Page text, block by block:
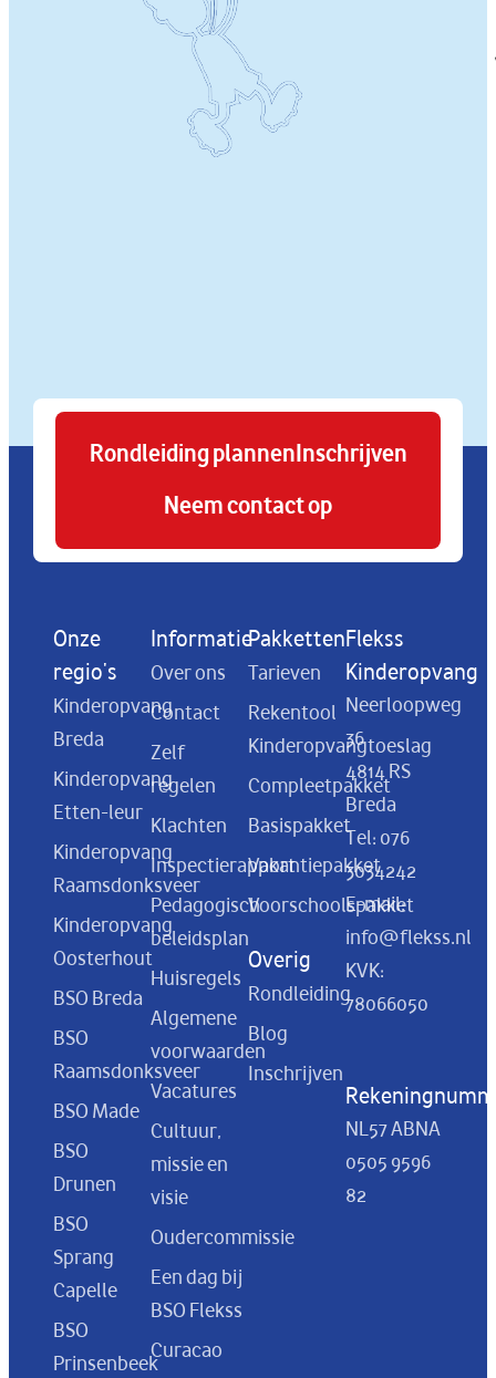
Rondleiding plannenInschrijven
Neem contact op
Onze
regio's
Kinderopvang
Breda
Kinderopvang
Etten-leur
Kinderopvang
Raamsdonksveer
Kinderopvang
Oosterhout
BSO Breda
BSO
Raamsdonksveer
BSO Made
BSO
Drunen
BSO
Sprang
Capelle
BSO
Prinsenbeek
Informatie
Over ons
Contact
Zelf
regelen
Klachten
Inspectierapport
Pedagogisch
beleidsplan
Huisregels
Algemene
voorwaarden
Vacatures
Cultuur,
missie en
visie
Oudercommissie
Een dag bij
BSO Flekss
Curacao
Pakketten
Tarieven
Rekentool
Kinderopvangtoeslag
Compleetpakket
Basispakket
Vakantiepakket
Voorschoolspakket
Overig
Rondleiding
Blog
Inschrijven
Flekss
Kinderopvang
Neerloopweg
36
4814 RS
Breda
Tel: 076
3034242
E-mail:
info@flekss.nl
KVK:
78066050
NL57 ABNA
0505 9596
82